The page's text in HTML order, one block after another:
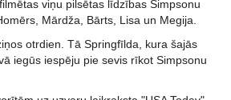
viņu pilsētas līdzības Simpsonu
Mārdža, Bārts, Lisa un Megija.
otrdien. Tā Springfīlda, kura šajās
iegūs iespēju pie sevis rīkot Simpsonu